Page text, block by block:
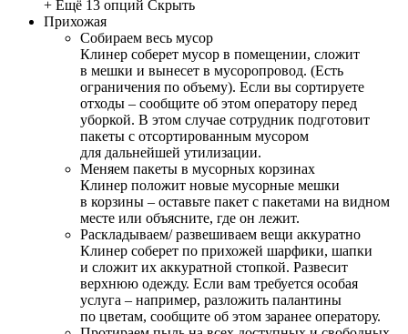
+ Ещё 13 опций Скрыть
Прихожая
Собираем весь мусор
Клинер соберет мусор в помещении, сложит
в мешки и вынесет в мусоропровод. (Есть
ограничения по объему). Если вы сортируете
отходы – сообщите об этом оператору перед
уборкой. В этом случае сотрудник подготовит
пакеты с отсортированным мусором
для дальнейшей утилизации.
Меняем пакеты в мусорных корзинах
Клинер положит новые мусорные мешки
в корзины – оставьте пакет с пакетами на видном
месте или объясните, где он лежит.
Раскладываем/ развешиваем вещи аккуратно
Клинер соберет по прихожей шарфики, шапки
и сложит их аккуратной стопкой. Развесит
верхнюю одежду. Если вам требуется особая
услуга – например, разложить палантины
по цветам, сообщите об этом заранее оператору.